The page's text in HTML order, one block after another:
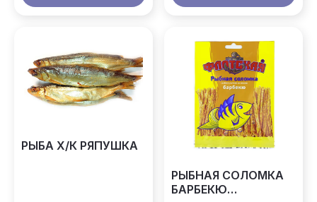
РЫБА Х/К РЯПУШКА
РЫБНАЯ СОЛОМКА
БАРБЕКЮ